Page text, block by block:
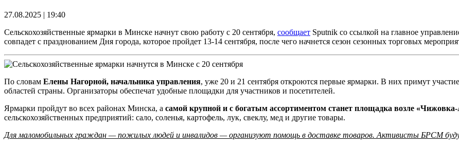
27.08.2025 | 19:40
Сельскохозяйственные ярмарки в Минске начнут свою работу с 20 сентября, сообщает Sputnik со ссылкой на главное
совпадет с празднованием Дня города, которое пройдет 13-14 сентября, после чего начнется сезон сезонных торговых
По словам Елены Нагорной, начальника управления, уже 20 и 21 сентября откроются первые ярмарки. В них примут
областей страны. Организаторы обеспечат удобные площадки для участников и посетителей.
Ярмарки пройдут во всех районах Минска, а самой крупной и с богатым ассортиментом станет площадка возле
сельскохозяйственных предприятий: сало, соленья, картофель, лук, свеклу, мед и другие товары.
Для маломобильных граждан — пожилых людей и инвалидов — организуют помощь в доставке товаров. Активисты БРСМ